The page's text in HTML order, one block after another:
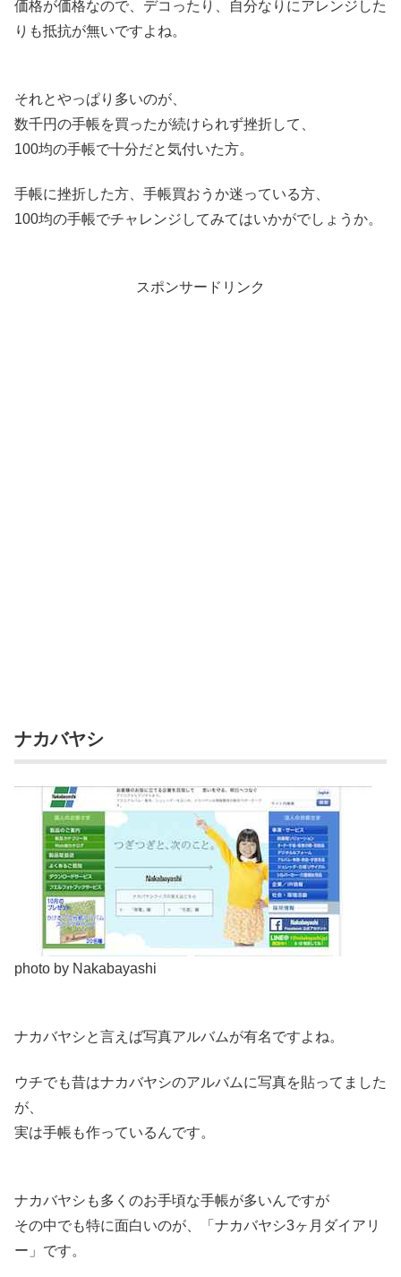
価格が価格なので、デコったり、自分なりにアレンジした
りも抵抗が無いですよね。
それとやっぱり多いのが、
数千円の手帳を買ったが続けられず挫折して、
100均の手帳で十分だと気付いた方。
手帳に挫折した方、手帳買おうか迷っている方、
100均の手帳でチャレンジしてみてはいかがでしょうか。
スポンサードリンク
ナカバヤシ
photo by Nakabayashi
ナカバヤシと言えば写真アルバムが有名ですよね。
ウチでも昔はナカバヤシのアルバムに写真を貼ってました
が、
実は手帳も作っているんです。
ナカバヤシも多くのお手頃な手帳が多いんですが
その中でも特に面白いのが、「ナカバヤシ3ヶ月ダイアリ
ー」です。